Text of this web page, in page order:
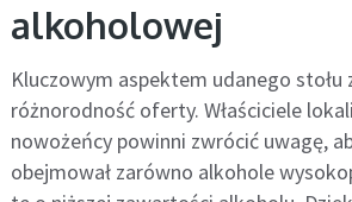
alkoholowej
Kluczowym aspektem udanego
różnorodność oferty. Właściciele
nowożeńcy powinni zwrócić uwagę,
obejmował zarówno alkohole